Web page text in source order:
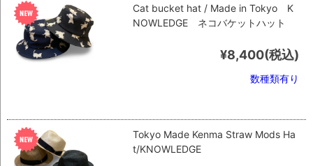
Cat bucket hat / Made in Tokyo K
NOWLEDGE ネコバケットハット
¥8,400(税込)
数種類有り
Tokyo Made Kenma Straw Mods Ha
t/KNOWLEDGE